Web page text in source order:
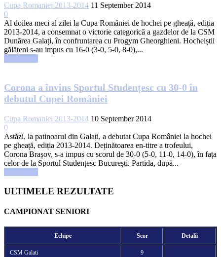
Cupa Romaniei 2013-2014 11 September 2014
0
Al doilea meci al zilei la Cupa României de hochei pe gheață, ediția
2013-2014, a consemnat o victorie categorică a gazdelor de la CSM
Dunărea Galați, în confruntarea cu Progym Gheorghieni. Hocheiștii
gălățeni s-au impus cu 16-0 (3-0, 5-0, 8-0),...
Corona a învins Sportul Studențesc cu 30-0 în
debutul Cupei României
Cupa Romaniei 2013-2014 10 September 2014
0
Astăzi, la patinoarul din Galați, a debutat Cupa României la hochei
pe gheață, ediția 2013-2014. Deținătoarea en-titre a trofeului,
Corona Brașov, s-a impus cu scorul de 30-0 (5-0, 11-0, 14-0), în fața
celor de la Sportul Studențesc București. Partida, după...
ULTIMELE REZULTATE
CAMPIONAT SENIORI
Echipe Scor Detalii
CSM Galati
9